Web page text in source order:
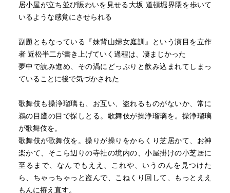
居小屋が立ち並び賑わいを見せる大坂 道頓堀界隈を歩いて
いるような感覚にさせられる
副題ともなっている『妹背山婦女庭訓』という演目を立作
者 近松半二が書き上げていく過程は、凄まじかった
夢中で読み進め、その渦にどっぷりと飲み込まれてしまっ
ていることに後で気づかされた
歌舞伎も操浄瑠璃も、お互い、盗れるものがないか、常に
鵜の目鷹の目で探しとる。歌舞伎が操浄瑠璃を。操浄瑠璃
が歌舞伎を。
歌舞伎が歌舞伎を。操りが操りをからくり芝居かて、お神
楽かて、そこら辺りの寺社の境内の、小屋掛けの小芝居に
至るまで、なんでもええ、これや、いうのんを見つけた
ら、ちゃっちゃっと盗んで、こねくり回して、もっとええ
もんに拵え直す。